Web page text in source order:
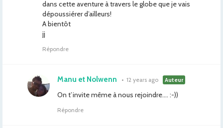
dans cette aventure à travers le globe que je vais
dépoussiérer d’ailleurs!
A bientôt
jj
Répondre
Manu et Nolwenn • 12 years ago Auteur
On t’invite même à nous rejoindre…. :-))
Répondre